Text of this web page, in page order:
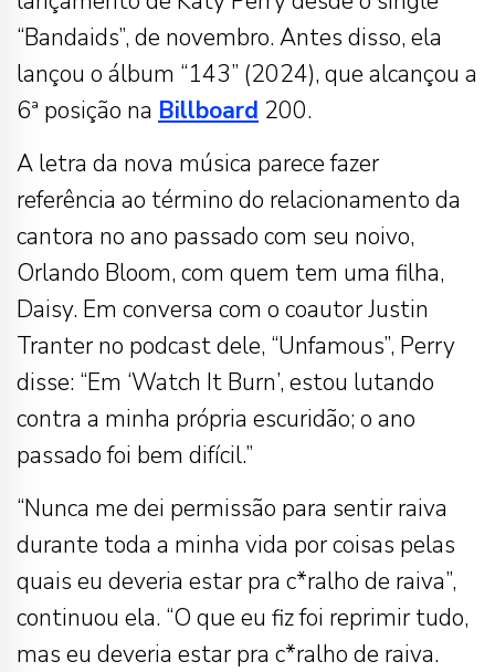
“Bandaids”, de novembro. Antes disso, ela
lançou o álbum “143” (2024), que alcançou a
6ª posição na Billboard 200.
A letra da nova música parece fazer
referência ao término do relacionamento da
cantora no ano passado com seu noivo,
Orlando Bloom, com quem tem uma filha,
Daisy. Em conversa com o coautor Justin
Tranter no podcast dele, “Unfamous”, Perry
disse: “Em ‘Watch It Burn’, estou lutando
contra a minha própria escuridão; o ano
passado foi bem difícil.”
“Nunca me dei permissão para sentir raiva
durante toda a minha vida por coisas pelas
quais eu deveria estar pra c*ralho de raiva”,
continuou ela. “O que eu fiz foi reprimir tudo,
mas eu deveria estar pra c*ralho de raiva.